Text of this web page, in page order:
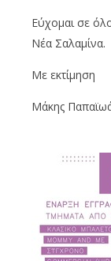
Εύχομαι σε
Νέα Σαλαμίνα.
Με εκτίμηση
Μάκης